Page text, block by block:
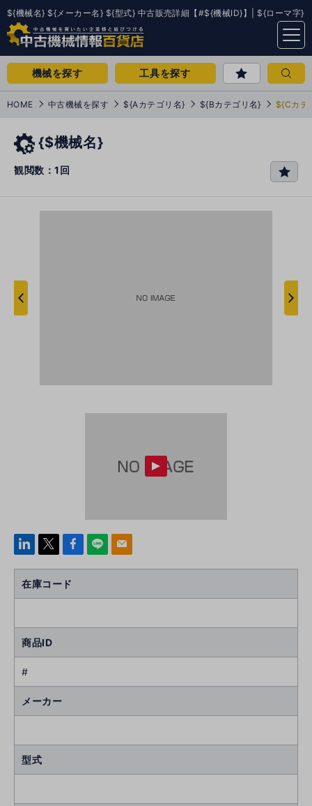
${機械名} ${メーカー名} ${型式} 中古販売詳細【#${機械ID}】| ${ローマ字}
menu
機械を探す 工具を探す
HOME 中古機械を探す ${Aカテゴリ名} ${Bカテゴリ名} ${Cカテ
{$機械名}
観閲数：1回
favo
linke
Face
k
line mail
在庫コード
商品ID
#
メーカー
型式